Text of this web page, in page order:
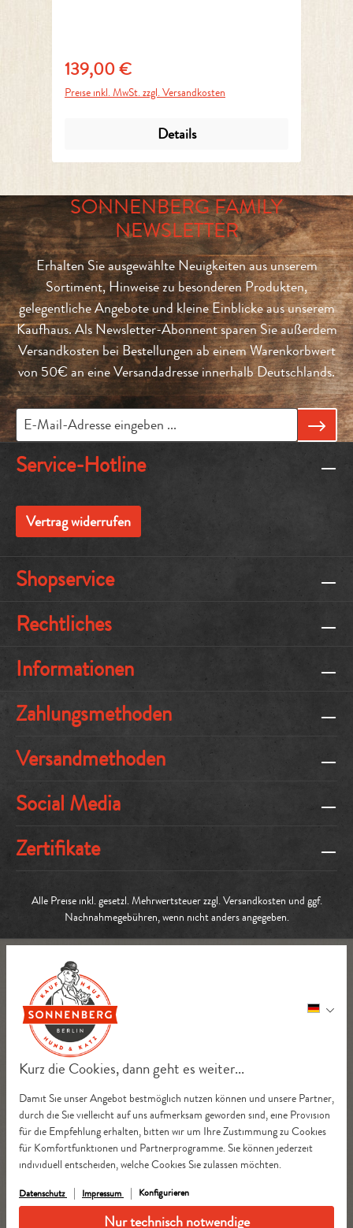
Kurz die Cookies, dann geht es weiter...
Damit Sie unser Angebot bestmöglich nutzen können und unsere Partner,
durch die Sie vielleicht auf uns aufmerksam geworden sind, eine Provision
für die Empfehlung erhalten, bitten wir um Ihre Zustimmung zu Cookies
für Komfortfunktionen und Partnerprogramme. Sie können jederzeit
individuell entscheiden, welche Cookies Sie zulassen möchten.
Datenschutz Impressum Konfigurieren
Nur technisch notwendige
Regulärer Preis:
139,00 €
Preise inkl. MwSt. zzgl. Versandkosten
Details
SONNENBERG FAMILY
NEWSLETTER
Erhalten Sie ausgewählte Neuigkeiten aus unserem
Sortiment, Hinweise zu besonderen Produkten,
gelegentliche Angebote und kleine Einblicke aus unserem
Kaufhaus. Als Newsletter-Abonnent sparen Sie außerdem
Versandkosten bei Bestellungen ab einem Warenkorbwert
von 50€ an eine Versandadresse innerhalb Deutschlands.
Service-Hotline
Vertrag widerrufen
Shopservice
Rechtliches
Informationen
Zahlungsmethoden
Versandmethoden
Social Media
Zertifikate
Alle Preise inkl. gesetzl. Mehrwertsteuer zzgl.Versandkosten und ggf.
Nachnahmegebühren, wenn nicht anders angegeben.